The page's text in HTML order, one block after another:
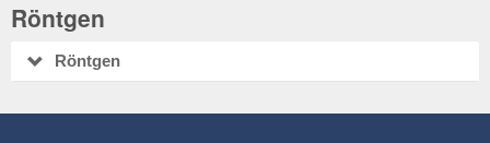
Röntgen
Röntgen